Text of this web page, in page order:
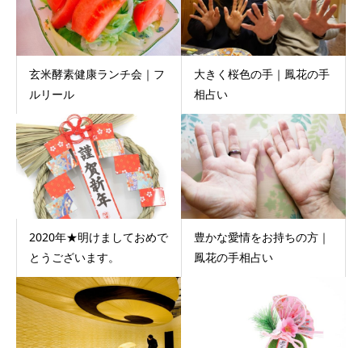
玄米酵素健康ランチ会｜フ
ルリール
大きく桜色の手｜鳳花の手
相占い
2020年★明けましておめで
とうございます。
豊かな愛情をお持ちの方｜
鳳花の手相占い